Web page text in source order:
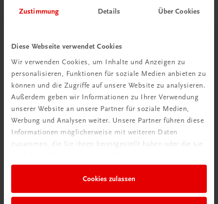
Zustimmung Details Über Cookies
Diese Webseite verwendet Cookies
Wir verwenden Cookies, um Inhalte und Anzeigen zu
personalisieren, Funktionen für soziale Medien anbieten zu
können und die Zugriffe auf unsere Website zu analysieren.
Außerdem geben wir Informationen zu Ihrer Verwendung
unserer Website an unsere Partner für soziale Medien,
Werbung und Analysen weiter. Unsere Partner führen diese
Informationen möglicherweise mit weiteren Daten
zusammen, die Sie ihnen bereitgestellt haben oder die sie
Cookies zulassen
Schon entdeckt?
Ratgeber Schulpraxis
Mehr dazu